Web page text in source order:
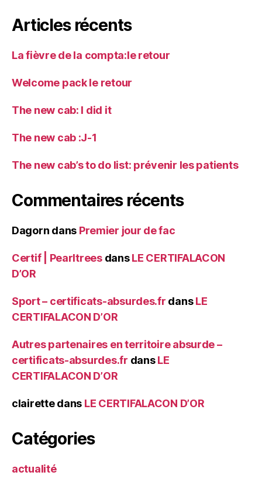
Articles récents
La fièvre de la compta:le retour
Welcome pack le retour
The new cab: I did it
The new cab :J-1
The new cab’s to do list: prévenir les patients
Commentaires récents
Dagorn dans Premier jour de fac
Certif | PearltreesdansLE CERTIFALACON
D’OR
Sport – certificats-absurdes.fr dansLE
CERTIFALACON D’OR
Autres partenaires en territoire absurde –
certificats-absurdes.fr dansLE
CERTIFALACON D’OR
clairettedans LE CERTIFALACON D’OR
Catégories
actualité